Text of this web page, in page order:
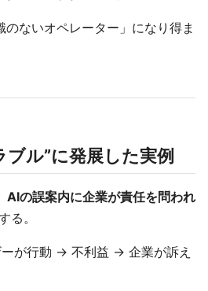
ないオペレーター」になり得ま
ル”に発展した実例
AIの誤案内に企業が責任を問われ
る。
が行動 → 不利益 → 企業が訴え